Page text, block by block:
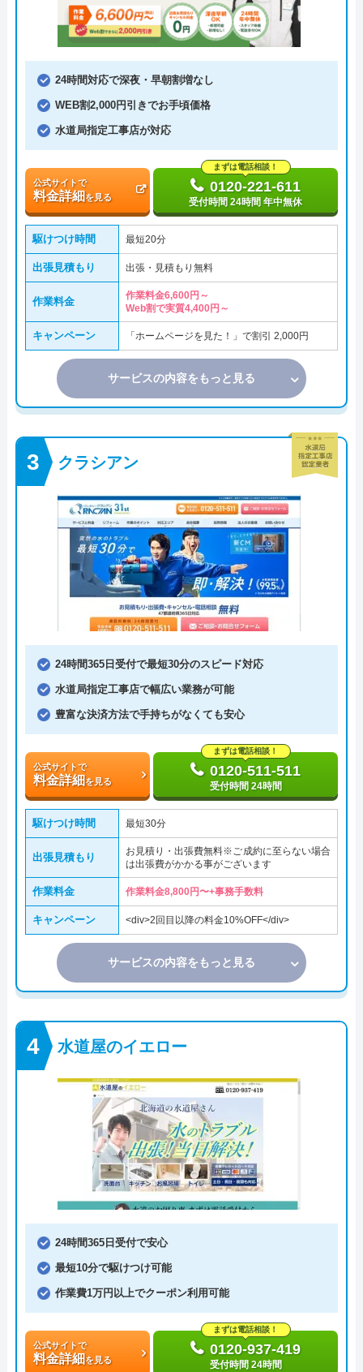
24時間対応で深夜・早朝割増なし
WEB割2,000円引きでお手頃価格
水道局指定工事店が対応
公式サイトで
料金詳細を見る
まずは電話相談！
0120-221-611
受付時間 24時間 年中無休
駆けつけ時間 最短20分
出張見積もり 出張・見積もり無料
作業料金
作業料金6,600円～
Web割で実質4,400円～
キャンペーン 「ホームページを見た！」で割引 2,000円
サービスの内容をもっと見る
クラシアン
24時間365日受付で最短30分のスピード対応
水道局指定工事店で幅広い業務が可能
豊富な決済方法で手持ちがなくても安心
公式サイトで
料金詳細を見る
まずは電話相談！
0120-511-511
受付時間 24時間
駆けつけ時間 最短30分
出張見積もり
お見積り・出張費無料※ご成約に至らない場合
は出張費がかかる事がございます
作業料金 作業料金8,800円〜+事務手数料
キャンペーン <div>2回目以降の料金10%OFF</div>
サービスの内容をもっと見る
水道屋のイエロー
24時間365日受付で安心
最短10分で駆けつけ可能
作業費1万円以上でクーポン利用可能
公式サイトで
料金詳細を見る
まずは電話相談！
0120-937-419
受付時間 24時間